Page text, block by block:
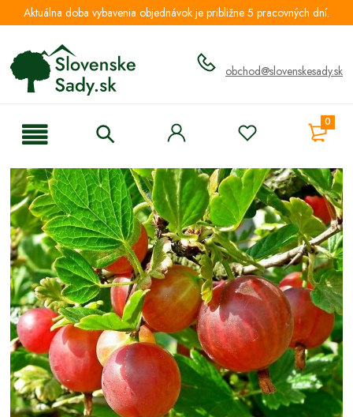
Aktuálna doba vybavenia objednávok je približne 5 pracovných dní.
obchod@slovenskesady.sk
0